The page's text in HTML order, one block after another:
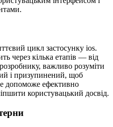
цикл застосунку ios.
через кілька етапів — від
важливо розуміти
і призупинений, щоб
допоможе ефективно
користувацький досвід.